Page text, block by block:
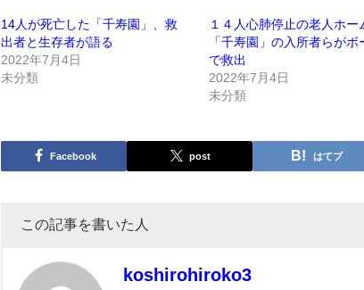
14人が死亡した「千寿園」、救
出者と生存者が語る
2022年7月4日
未分類
１４人心肺停止の老人ホー
「千寿園」の入所者らがボ
で救出
2022年7月4日
未分類
Facebook post はてブ
この記事を書いた人
koshirohiroko3